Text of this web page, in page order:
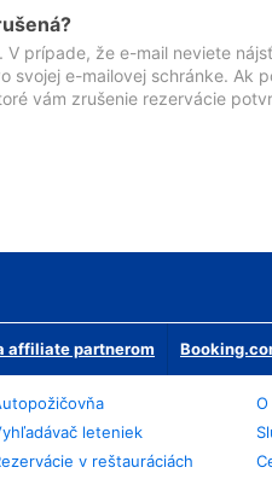
prípade, že e-mail neviete
e-mailovej schránke. Ak
vám zrušenie rezervácie
affiliate partnerom
leteniek
v reštauráciách